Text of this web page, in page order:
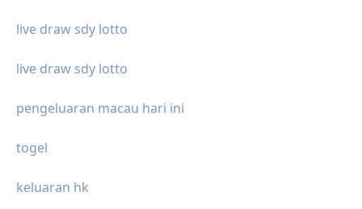
live draw sdy lotto
live draw sdy lotto
pengeluaran macau hari ini
togel
keluaran hk